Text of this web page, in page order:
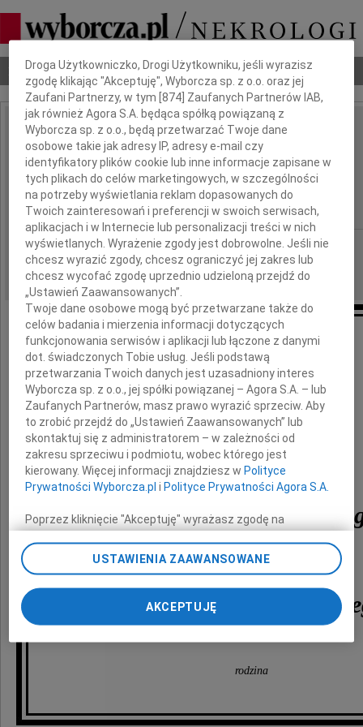
Nekrologi Odeszli Poradnik pogrzebowy
IMIĘ I NAZWISKO:
Władysław Popkowski
,
Krzysztof Popkowski
REGION: Warszawa
DATA EMISJI: 20.06.2013
21 czerwca 2013 roku o godzinie 18.30
w kościele pw. MBNP przy ul. Nobla
zostanie odprawiona msza święta za
doktorów
Krzysztofa
w 20. rocznicę śmierci
i
Władysława
rodzina
Dbamy o Twoją prywatność
Droga Użytkowniczko, Drogi Użytkowniku, jeśli wyrazisz
zgodę klikając "Akceptuję", Wyborcza sp. z o.o. oraz jej
Zaufani Partnerzy, w tym [874] Zaufanych Partnerów IAB,
jak również Agora S.A. będąca spółką powiązaną z
Wyborcza sp. z o.o., będą przetwarzać Twoje dane
osobowe takie jak adresy IP, adresy e-mail czy
identyfikatory plików cookie lub inne informacje zapisane w
tych plikach do celów marketingowych, w szczególności
na potrzeby wyświetlania reklam dopasowanych do
Twoich zainteresowań i preferencji w swoich serwisach,
aplikacjach i w Internecie lub personalizacji treści w nich
wyświetlanych. Wyrażenie zgody jest dobrowolne. Jeśli nie
chcesz wyrazić zgody, chcesz ograniczyć jej zakres lub
chcesz wycofać zgodę uprzednio udzieloną przejdź do
„Ustawień Zaawansowanych”.
Twoje dane osobowe mogą być przetwarzane także do
celów badania i mierzenia informacji dotyczących
funkcjonowania serwisów i aplikacji lub łączone z danymi
dot. świadczonych Tobie usług. Jeśli podstawą
przetwarzania Twoich danych jest uzasadniony interes
Wyborcza sp. z o.o., jej spółki powiązanej – Agora S.A. – lub
Zaufanych Partnerów, masz prawo wyrazić sprzeciw. Aby
to zrobić przejdź do „Ustawień Zaawansowanych” lub
skontaktuj się z administratorem – w zależności od
zakresu sprzeciwu i podmiotu, wobec którego jest
kierowany. Więcej informacji znajdziesz wPolityce
Prywatności Wyborcza.pl iPolityce Prywatności Agora S.A.
Poprzez kliknięcie "Akceptuję" wyrażasz zgodę na
zainstalowanie i przechowywanie plików typu cookie
Wyborczej sp. z o. o. jej Zaufanych Partnerów i Agora S.A.
na Twoim urządzeniu końcowym. Możesz też w każdej
ponownie wywołując narzędzie do zarządzania Twoimi
preferencjami dot. przetwarzania danych poprzez
Zmiana ustawień plików cookie możliwa jest także za
My, nasi Zaufani Partnerzy i Agora S.A. możemy
USTAWIENIA ZAAWANSOWANE
AKCEPTUJĘ